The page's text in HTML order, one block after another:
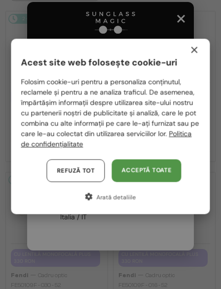
2-4 ZILE
CU LENTILĂ MONOFOCALĂ PLUS
330 RON
Fendi—Cadru optic
FE50100I - 001 - 53
1 055 RON 1 243 RON
2-4 ZILE
CU LENTILĂ MONOFOCALĂ PLUS
330 RON
Fendi —Cadru optic
FE50110F - 030 - 54
Fendi
Cadru optic
FE50109F - 030 - 52
Fendi
Cadru optic
FE50109F - 016 - 52
România / RO
Polska / PL
Magyarország / HU
United Arab Emirates / EN
Austria / AT
Germania / DE
Franța / FR
Italia / IT
×
Acest site web folosește cookie-uri
Folosim cookie-uri pentru a personaliza conținutul,
reclamele și pentru a ne analiza traficul. De asemenea,
împărtășim informații despre utilizarea site-ului nostru
cu partenerii noștri de publicitate și analiză, care le pot
combina cu alte informații pe care le-ați furnizat sau pe
care le-au colectat din utilizarea serviciilor lor. Politica
de confidențialitate
ACCEPTĂ TOATE
REFUZĂ TOT
Arată detaliile